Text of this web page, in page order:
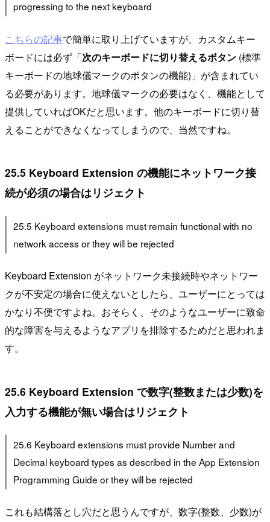
progressing to the next keyboard
こちらの記事で簡単に取り上げていますが、カスタムキー
ボードには必ず「次のキーボードに切り替えるボタン (標準
キーボードの地球儀マークのボタンの機能)」が含まれてい
る必要があります。地球儀マークの必要はなく、機能として
提供していればOKだと思います。他のキーボードに切り替
えることができなくなってしまうので、当然ですね。
25.5 Keyboard Extension の機能にネットワーク接
続が必須の場合はリジェクト
25.5 Keyboard extensions must remain functional with no
network access or they will be rejected
Keyboard Extension がネットワーク未接続時やネットワー
クが不安定の場合に使えないとしたら、ユーザーにとっては
かなり不便ですよね。おそらく、そのようなユーザーに致命
的な障害を与えるようなアプリを排除するためだと思われま
す。
25.6 Keyboard Extension で数字(整数または少数)を
入力する機能が無い場合はリジェクト
25.6 Keyboard extensions must provide Number and
Decimal keyboard types as described in the App Extension
Programming Guide or they will be rejected
これも結構落とし穴だと思うんですが、数字(整数、少数)が